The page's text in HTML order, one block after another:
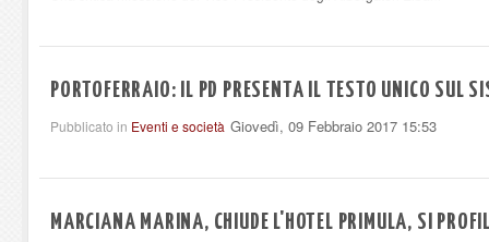
PORTOFERRAIO: IL PD PRESENTA IL TESTO UNICO SUL
Pubblicato in Eventi e società Giovedì, 09 Febbraio 2017 15:53
MARCIANA MARINA, CHIUDE L'HOTEL PRIMULA, SI